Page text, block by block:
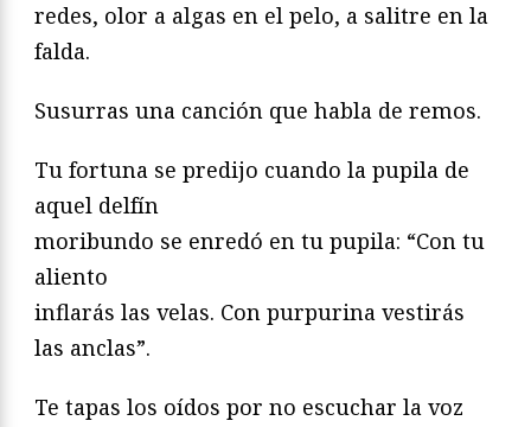
redes, olor a algas en el pelo, a salitre en la
falda.
Susurras una canción que habla de remos.
Tu fortuna se predijo cuando la pupila de
aquel delfín
moribundo se enredó en tu pupila: “Con tu
aliento
inflarás las velas. Con purpurina vestirás
las anclas”.
Te tapas los oídos por no escuchar la voz